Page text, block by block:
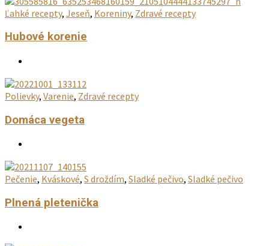
Ľahké recepty, Jeseň, Koreniny, Zdravé recepty
Hubové korenie
Polievky, Varenie, Zdravé recepty
Domáca vegeta
Pečenie, Kváskové, S droždím, Sladké pečivo, Sladké pečivo
Plnená pletenička